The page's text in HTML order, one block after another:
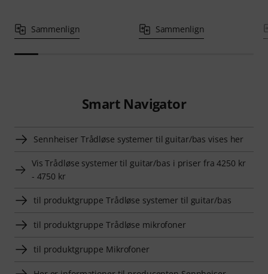
Sammenlign Sammenlign
Smart Navigator
Sennheiser Trådløse systemer til guitar/bas vises her
Vis Trådløse systemer til guitar/bas i priser fra 4250 kr
- 4750 kr
til produktgruppe Trådløse systemer til guitar/bas
til produktgruppe Trådløse mikrofoner
til produktgruppe Mikrofoner